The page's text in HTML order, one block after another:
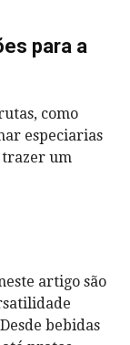
para a
como
especiarias
trazer um
artigo são
bebidas